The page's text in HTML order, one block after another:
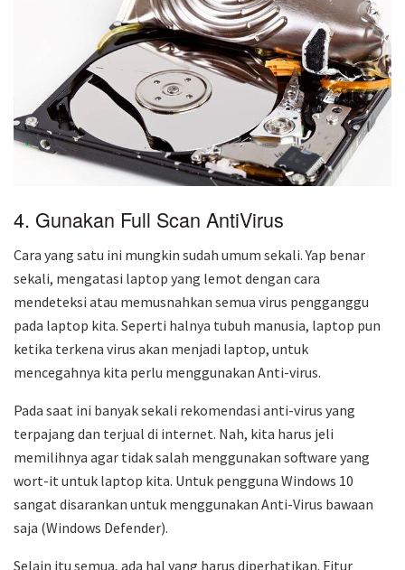
4. Gunakan Full Scan AntiVirus
Cara yang satu ini mungkin sudah umum sekali. Yap benar
sekali, mengatasi laptop yang lemot dengan cara
mendeteksi atau memusnahkan semua virus pengganggu
pada laptop kita. Seperti halnya tubuh manusia, laptop pun
ketika terkena virus akan menjadi laptop, untuk
mencegahnya kita perlu menggunakan Anti-virus.
Pada saat ini banyak sekali rekomendasi anti-virus yang
terpajang dan terjual di internet. Nah, kita harus jeli
memilihnya agar tidak salah menggunakan software yang
wort-it untuk laptop kita. Untuk pengguna Windows 10
sangat disarankan untuk menggunakan Anti-Virus bawaan
saja (Windows Defender).
Selain itu semua, ada hal yang harus diperhatikan. Fitur